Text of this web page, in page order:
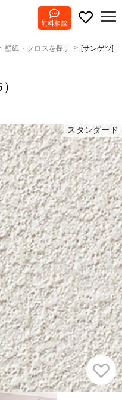
無料相談
壁紙・クロスを探す [サンゲツ]
スタンダード